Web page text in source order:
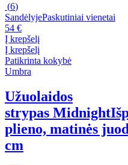
(6)
SandėlyjePaskutiniai vienetai
54 €
Į krepšelį
Į krepšelį
Patikrinta kokybė
Umbra
Užuolaidos
strypas Midnight
plieno, matinės
cm